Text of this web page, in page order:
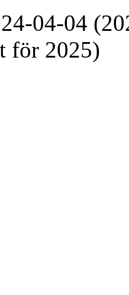
04-04
för 2025)